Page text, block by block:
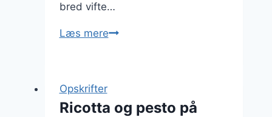
bred vifte…
Læs mereRicotta
Opskrifter
Ricotta og pesto på